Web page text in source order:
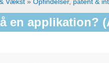
en applikation?